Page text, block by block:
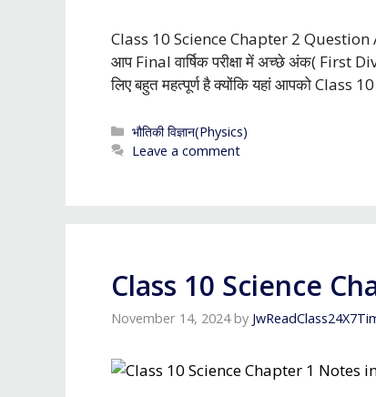
Class 10 Science Chapter 2 Question
आप Final वार्षिक परीक्षा में अच्छे अंक( First
लिए बहुत महत्पूर्ण है क्योंकि यहां आपको Class
Categories
भौतिकी विज्ञान(Physics)
Leave a comment
Class 10 Science
November 14, 2024 by